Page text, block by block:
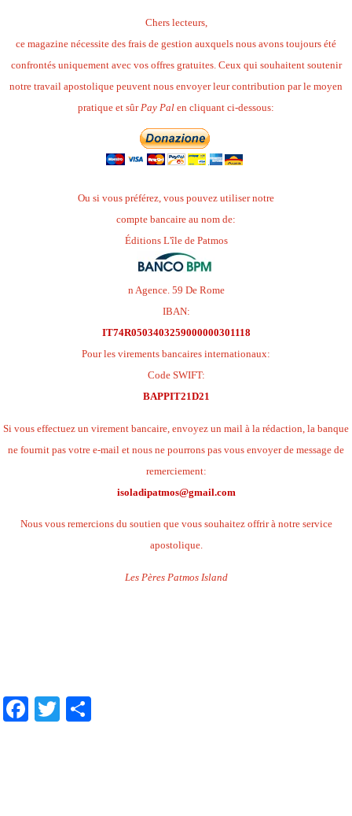
Chers lecteurs,
ce magazine nécessite des frais de gestion auxquels nous avons toujours été
confrontés uniquement avec vos offres gratuites. Ceux qui souhaitent soutenir
notre travail apostolique peuvent nous envoyer leur contribution par le moyen
pratique et sûr Pay Pal en cliquant ci-dessous:
Ou si vous préférez, vous pouvez utiliser notre
compte bancaire au nom de:
Éditions L'île de Patmos
n Agence. 59 De Rome
IBAN:
IT74R0503403259000000301118
Pour les virements bancaires internationaux:
Code SWIFT:
BAPPIT21D21
Si vous effectuez un virement bancaire, envoyez un mail à la rédaction, la banque
ne fournit pas votre e-mail et nous ne pourrons pas vous envoyer de message de
remerciement:
isoladipatmos@gmail.com
Nous vous remercions du soutien que vous souhaitez offrir à notre service
apostolique.
Les Pères Patmos Island
Facebook
Twitter